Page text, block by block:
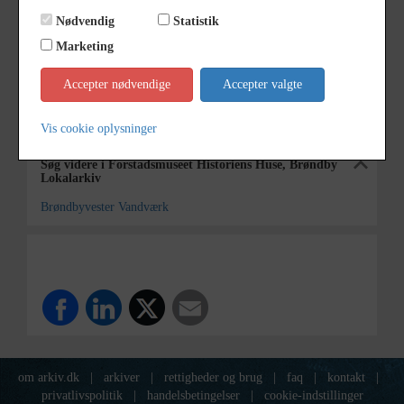
Dateringsnote
Fotograf Ukendt
Arkiv
Forstadsmuseet Historiens Huse,
Søg videre i Forstadsmuseet Historiens Huse, Brøndby
Lokalarkiv
Brøndbyvester Vandværk
om arkiv.dk arkiver rettigheder og brug faq kontakt
privatlivspolitik
handelsbetingelser cookie-indstillinger
Nødvendig
Statistik
Marketing
Accepter nødvendige Accepter valgte
Vis cookie oplysninger